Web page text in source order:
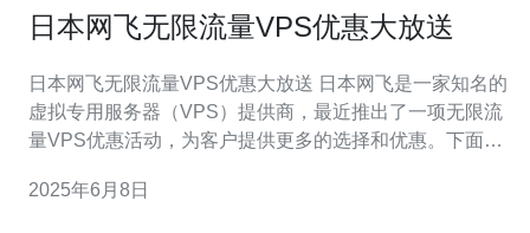
日本网飞无限流量VPS优惠大放送
日本网飞无限流量VPS优惠大放送 日本网飞是一家知名的
虚拟专用服务器（VPS）提供商，最近推出了一项无限流
量VPS优惠活动，为客户提供更多的选择和优惠。下面将
次活动中，日本网飞推出了多种无限流量VPS套餐，包括
2025年6月8日